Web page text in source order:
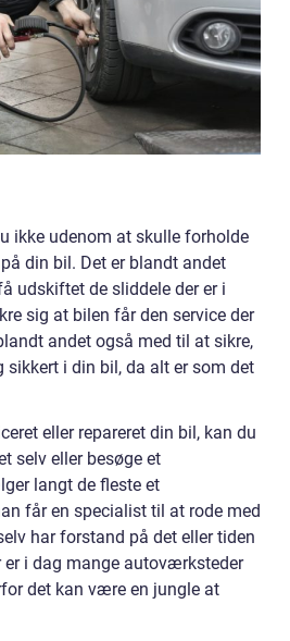
ikke udenom at skulle forholde
din bil. Det er blandt andet
udskiftet de sliddele der er i
sig at bilen får den service der
andet også med til at sikre,
sikkert i din bil, da alt er som det
eller repareret din bil, kan du
selv eller besøge et
langt de fleste et
får en specialist til at rode med
har forstand på det eller tiden
er i dag mange autoværksteder
det kan være en jungle at